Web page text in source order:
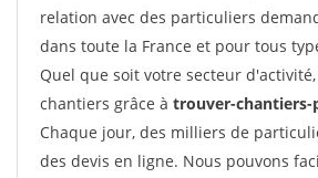
relation avec des particuliers
dans toute la France et pour tous
Quel que soit votre secteur
chantiers grâce à trouver-
Chaque jour, des milliers de
des devis en ligne. Nous pouvons